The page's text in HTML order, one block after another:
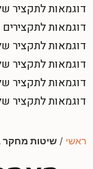
דוגמאות לתקציר
דוגמאות
דוגמאות לתקציר
דוגמאות לתקציר
דוגמאות לתקציר
דוגמאות לתקציר
ראשי / שיטות מחקר